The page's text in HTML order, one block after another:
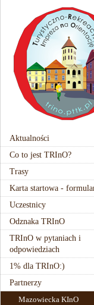
Aktualności
Co to jest TRInO?
Trasy
Karta startowa -
Uczestnicy
Odznaka TRInO
TRInO w pytaniach i
odpowiedziach
1% dla TRInO:)
Partnerzy
Mazowiecka KInO